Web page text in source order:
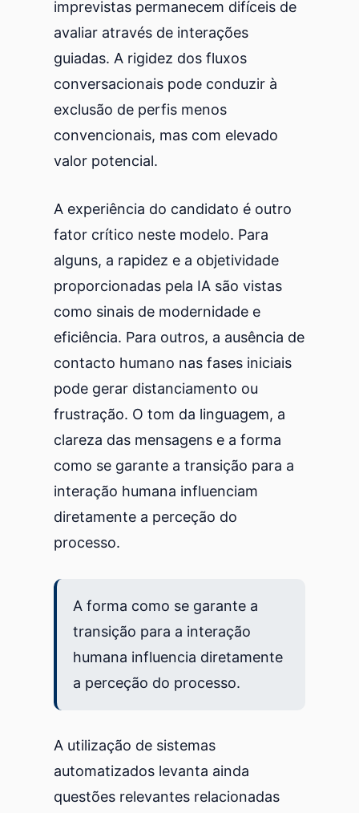
imprevistas permanecem difíceis de
avaliar através de interações
guiadas. A rigidez dos fluxos
conversacionais pode conduzir à
exclusão de perfis menos
convencionais, mas com elevado
valor potencial.
A experiência do candidato é outro
fator crítico neste modelo. Para
alguns, a rapidez e a objetividade
proporcionadas pela IA são vistas
como sinais de modernidade e
eficiência. Para outros, a ausência de
contacto humano nas fases iniciais
pode gerar distanciamento ou
frustração. O tom da linguagem, a
clareza das mensagens e a forma
como se garante a transição para a
interação humana influenciam
diretamente a perceção do
processo.
A forma como se garante a
transição para a interação
humana influencia diretamente
a perceção do processo.
A utilização de sistemas
automatizados levanta ainda
questões relevantes relacionadas